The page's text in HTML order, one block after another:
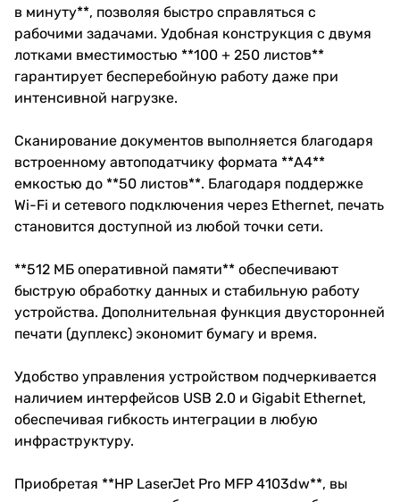
в минуту**, позволяя быстро справляться с
рабочими задачами. Удобная конструкция с двумя
лотками вместимостью **100 + 250 листов**
гарантирует бесперебойную работу даже при
интенсивной нагрузке.
Сканирование документов выполняется благодаря
встроенному автоподатчику формата **A4**
емкостью до **50 листов**. Благодаря поддержке
Wi-Fi и сетевого подключения через Ethernet, печать
становится доступной из любой точки сети.
**512 МБ оперативной памяти** обеспечивают
быструю обработку данных и стабильную работу
устройства. Дополнительная функция двусторонней
печати (дуплекс) экономит бумагу и время.
Удобство управления устройством подчеркивается
наличием интерфейсов USB 2.0 и Gigabit Ethernet,
обеспечивая гибкость интеграции в любую
инфраструктуру.
Приобретая **HP LaserJet Pro MFP 4103dw**, вы